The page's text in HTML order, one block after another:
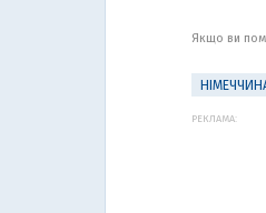
Якщо ви
РЕКЛАМА: